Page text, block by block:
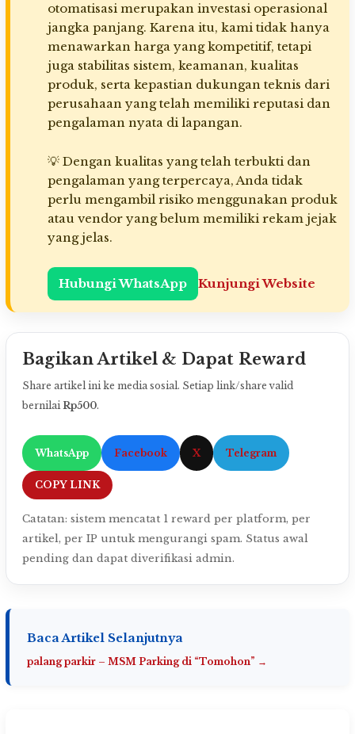
otomatisasi merupakan investasi operasional
jangka panjang. Karena itu, kami tidak hanya
menawarkan harga yang kompetitif, tetapi
juga stabilitas sistem, keamanan, kualitas
produk, serta kepastian dukungan teknis dari
perusahaan yang telah memiliki reputasi dan
pengalaman nyata di lapangan.
💡 Dengan kualitas yang telah terbukti dan
pengalaman yang terpercaya, Anda tidak
perlu mengambil risiko menggunakan produk
atau vendor yang belum memiliki rekam jejak
yang jelas.
Hubungi WhatsApp Kunjungi Website
Bagikan Artikel & Dapat Reward
Share artikel ini ke media sosial. Setiap link/share valid
bernilaiRp500.
WhatsApp Facebook X Telegram
COPY LINK
Catatan: sistem mencatat 1 reward per platform, per
artikel, per IP untuk mengurangi spam. Status awal
pending dan dapat diverifikasi admin.
Baca Artikel Selanjutnya
palang parkir – MSM Parking di “Tomohon” →